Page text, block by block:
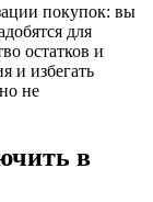
покупок: вы
для
остатков и
и избегать
не
в